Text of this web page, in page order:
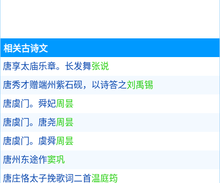
相关古诗文
唐享太庙乐章。长发舞张说
唐秀才赠端州紫石砚，以诗答之刘禹锡
唐虞门。舜妃周昙
唐虞门。唐尧周昙
唐虞门。虞舜周昙
唐州东途作窦巩
唐庄恪太子挽歌词二首温庭筠